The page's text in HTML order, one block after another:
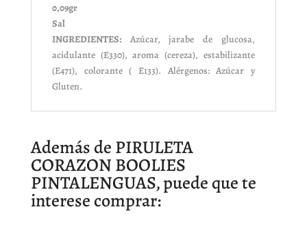
0,09gr
Sal
INGREDIENTES:Azúcar, jarabe de glucosa,
acidulante (E330), aroma (cereza), estabilizante
(E471), colorante ( E133). Alérgenos: Azúcar y
Gluten.
Además de PIRULETA
CORAZON BOOLIES
PINTALENGUAS, puede que te
interese comprar: